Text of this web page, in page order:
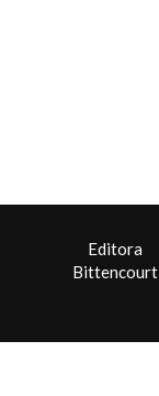
Editora
Bittencourt